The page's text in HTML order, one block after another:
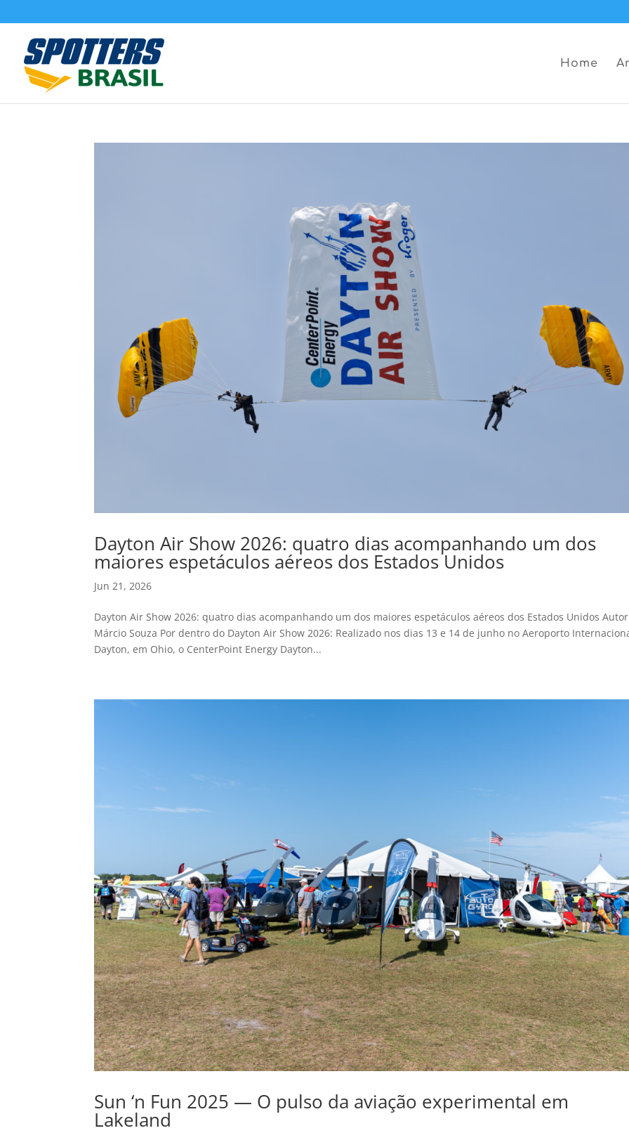
Home
Dayton Air Show 2026: quatro dias acompanhando um dos
maiores espetáculos aéreos dos Estados Unidos
Jun 21, 2026
Dayton Air Show 2026: quatro dias acompanhando um dos maiores espetáculos aéreos dos Estados Unidos
Márcio Souza Por dentro do Dayton Air Show 2026: Realizado nos dias 13 e 14 de junho no Aeroporto
Dayton, em Ohio, o CenterPoint Energy Dayton...
Sun ‘n Fun 2025 — O pulso da aviação experimental em
Lakeland